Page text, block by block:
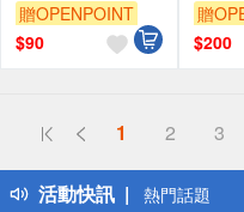
贈OPENPOINT
$90
贈
$200
1 2 3
活動快訊
詐騙網頁！
得獎公告
熱門話題